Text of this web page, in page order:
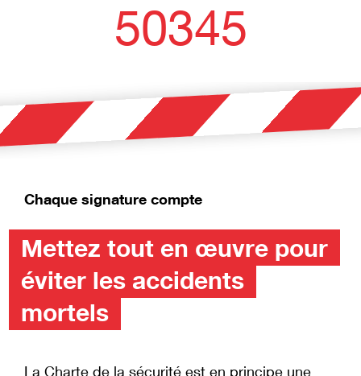
50345
Chaque signature compte
Mettez tout en œuvre pour
éviter les accidents
mortels
La Charte de la sécurité est en principe une